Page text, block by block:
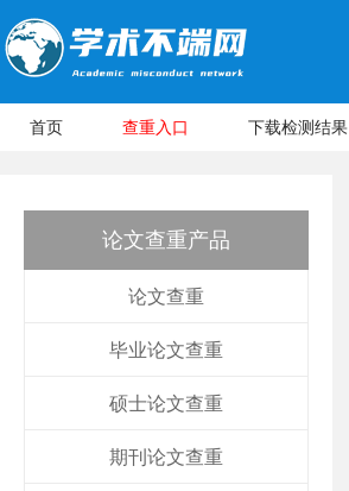
首页 查重入口 下载检测结果
论文查重产品
论文查重
毕业论文查重
硕士论文查重
期刊论文查重